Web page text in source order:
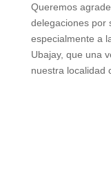
Queremos
delegaciones por
especialmente a
Ubajay, que una
nuestra localidad